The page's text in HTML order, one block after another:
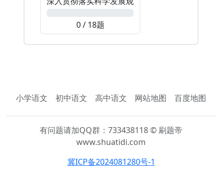
0 / 18题
小学语文 初中语文 高中语文 网站地图 百度地图
有问题请加QQ群：733438118 © 刷题帝
www.shuatidi.com
冀ICP备2024081280号-1